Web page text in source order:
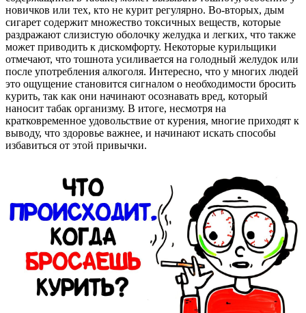
новичков или тех, кто не курит регулярно. Во-вторых, дым
сигарет содержит множество токсичных веществ, которые
раздражают слизистую оболочку желудка и легких, что также
может приводить к дискомфорту. Некоторые курильщики
отмечают, что тошнота усиливается на голодный желудок или
после употребления алкоголя. Интересно, что у многих людей
это ощущение становится сигналом о необходимости бросить
курить, так как они начинают осознавать вред, который
наносит табак организму. В итоге, несмотря на
кратковременное удовольствие от курения, многие приходят к
выводу, что здоровье важнее, и начинают искать способы
избавиться от этой привычки.